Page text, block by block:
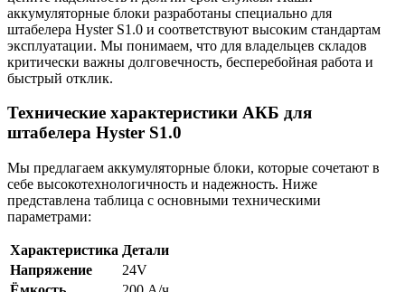
аккумуляторные блоки разработаны специально для
штабелера Hyster S1.0 и соответствуют высоким стандартам
эксплуатации. Мы понимаем, что для владельцев складов
критически важны долговечность, бесперебойная работа и
быстрый отклик.
Технические характеристики АКБ для
штабелера Hyster S1.0
Мы предлагаем аккумуляторные блоки, которые сочетают в
себе высокотехнологичность и надежность. Ниже
представлена таблица с основными техническими
параметрами:
Характеристика Детали
Напряжение
24V